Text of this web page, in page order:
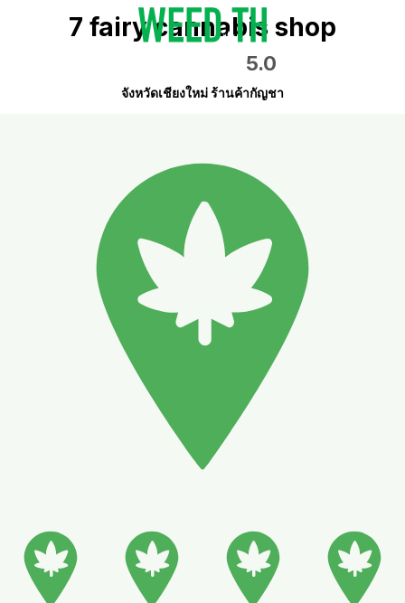
7 fairy cannabis shop
5.0
จังหวัดเชียงใหม่ ร้านค้ากัญชา